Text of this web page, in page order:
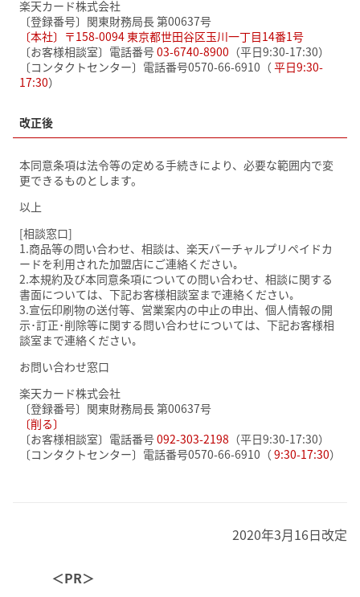
楽天カード株式会社
〔登録番号〕関東財務局長 第00637号
〔本社〕〒158-0094 東京都世田谷区玉川一丁目14番1号
〔お客様相談室〕電話番号03-6740-8900 （平日9:30-17:30）
〔コンタクトセンター〕電話番号0570-66-6910（ 平日9:30-
17:30）
改正後
本同意条項は法令等の定める手続きにより、必要な範囲内で変
更できるものとします。
以上
[相談窓口]
1.商品等の問い合わせ、相談は、楽天バーチャルプリペイドカ
ードを利用された加盟店にご連絡ください｡
2.本規約及び本同意条項についての問い合わせ、相談に関する
書面については、下記お客様相談室まで連絡ください｡
3.宣伝印刷物の送付等、営業案内の中止の申出、個人情報の開
示･訂正･削除等に関する問い合わせについては、下記お客様相
談室まで連絡ください｡
お問い合わせ窓口
楽天カード株式会社
〔登録番号〕関東財務局長 第00637号
〔削る〕
〔お客様相談室〕電話番号092-303-2198 （平日9:30-17:30）
〔コンタクトセンター〕電話番号0570-66-6910（ 9:30-17:30）
2020年3月16日改定
＜PR＞